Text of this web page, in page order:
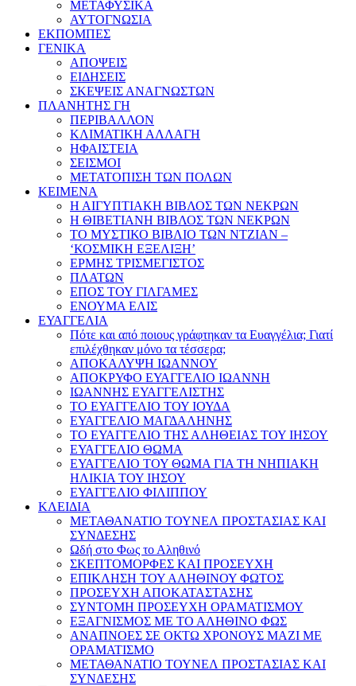
ΜΕΤΑΦΥΣΙΚΑ
ΑΥΤΟΓΝΩΣΙΑ
ΕΚΠΟΜΠΕΣ
ΓΕΝΙΚΑ
ΑΠΟΨΕΙΣ
ΕΙΔΗΣΕΙΣ
ΣΚΕΨΕΙΣ ΑΝΑΓΝΩΣΤΩΝ
ΠΛΑΝΗΤΗΣ ΓΗ
ΠΕΡΙΒΑΛΛΟΝ
ΚΛΙΜΑΤΙΚΗ ΑΛΛΑΓΗ
ΗΦΑΙΣΤΕΙΑ
ΣΕΙΣΜΟΙ
ΜΕΤΑΤΟΠΙΣΗ ΤΩΝ ΠΟΛΩΝ
ΚΕΙΜΕΝΑ
Η ΑΙΓΥΠΤΙΑΚΗ ΒΙΒΛΟΣ ΤΩΝ ΝΕΚΡΩΝ
Η ΘΙΒΕΤΙΑΝΗ ΒΙΒΛΟΣ ΤΩΝ ΝΕΚΡΩΝ
ΤΟ ΜΥΣΤΙΚΟ ΒΙΒΛΙΟ ΤΩΝ ΝΤΖΙΑΝ –
‘ΚΟΣΜΙΚΗ ΕΞΕΛΙΞΗ’
ΕΡΜΗΣ ΤΡΙΣΜΕΓΙΣΤΟΣ
ΠΛΑΤΩΝ
ΕΠΟΣ ΤΟΥ ΓΙΛΓΑΜΕΣ
ΕΝΟΥΜΑ ΕΛΙΣ
ΕΥΑΓΓΕΛΙΑ
Πότε και από ποιους γράφτηκαν τα Ευαγγέλια; Γιατί
επιλέχθηκαν μόνο τα τέσσερα;
ΑΠΟΚΑΛΥΨΗ ΙΩΑΝΝΟΥ
ΑΠΟΚΡΥΦΟ ΕΥΑΓΓΕΛΙΟ ΙΩΑΝΝΗ
ΙΩΑΝΝΗΣ ΕΥΑΓΓΕΛΙΣΤΗΣ
ΤΟ ΕΥΑΓΓΕΛΙΟ ΤΟΥ ΙΟΥΔΑ
ΕΥΑΓΓΕΛΙΟ ΜΑΓΔΑΛΗΝΗΣ
ΤΟ ΕΥΑΓΓΕΛΙΟ ΤΗΣ ΑΛΗΘΕΙΑΣ ΤΟΥ ΙΗΣΟΥ
ΕΥΑΓΓΕΛΙΟ ΘΩΜΑ
ΕΥΑΓΓΕΛΙΟ ΤΟΥ ΘΩΜΑ ΓΙΑ ΤΗ ΝΗΠΙΑΚΗ
ΗΛΙΚΙΑ ΤΟΥ ΙΗΣΟΥ
ΕΥΑΓΓΕΛΙΟ ΦΙΛΙΠΠΟΥ
ΚΛΕΙΔΙΑ
ΜΕΤΑΘΑΝΑΤΙΟ ΤΟΥΝΕΛ ΠΡΟΣΤΑΣΙΑΣ ΚΑΙ
ΣΥΝΔΕΣΗΣ
Ωδή στο Φως το Αληθινό
ΣΚΕΠΤΟΜΟΡΦΕΣ ΚΑΙ ΠΡΟΣΕΥΧΗ
ΕΠΙΚΛΗΣΗ ΤΟΥ ΑΛΗΘΙΝΟΥ ΦΩΤΟΣ
ΠΡΟΣΕΥΧΗ ΑΠΟΚΑΤΑΣΤΑΣΗΣ
ΣΥΝΤΟΜΗ ΠΡΟΣΕΥΧΗ ΟΡΑΜΑΤΙΣΜΟΥ
ΕΞΑΓΝΙΣΜΟΣ ΜΕ ΤΟ ΑΛΗΘΙΝΟ ΦΩΣ
ΑΝΑΠΝΟΕΣ ΣΕ ΟΚΤΩ ΧΡΟΝΟΥΣ ΜΑΖΙ ΜΕ
ΟΡΑΜΑΤΙΣΜΟ
ΜΕΤΑΘΑΝΑΤΙΟ ΤΟΥΝΕΛ ΠΡΟΣΤΑΣΙΑΣ ΚΑΙ
ΣΥΝΔΕΣΗΣ